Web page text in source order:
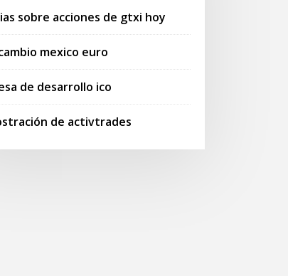
sobre acciones de gtxi hoy
mexico euro
de desarrollo ico
de activtrades